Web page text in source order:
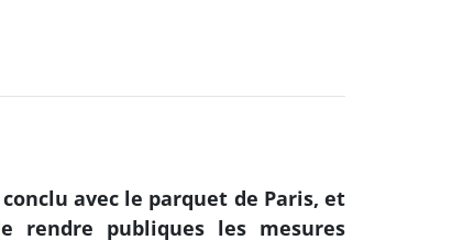
avec le parquet de Paris, et
rendre publiques les mesures